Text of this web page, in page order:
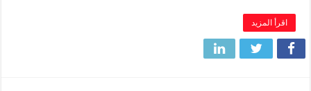
اقرأ المزيد